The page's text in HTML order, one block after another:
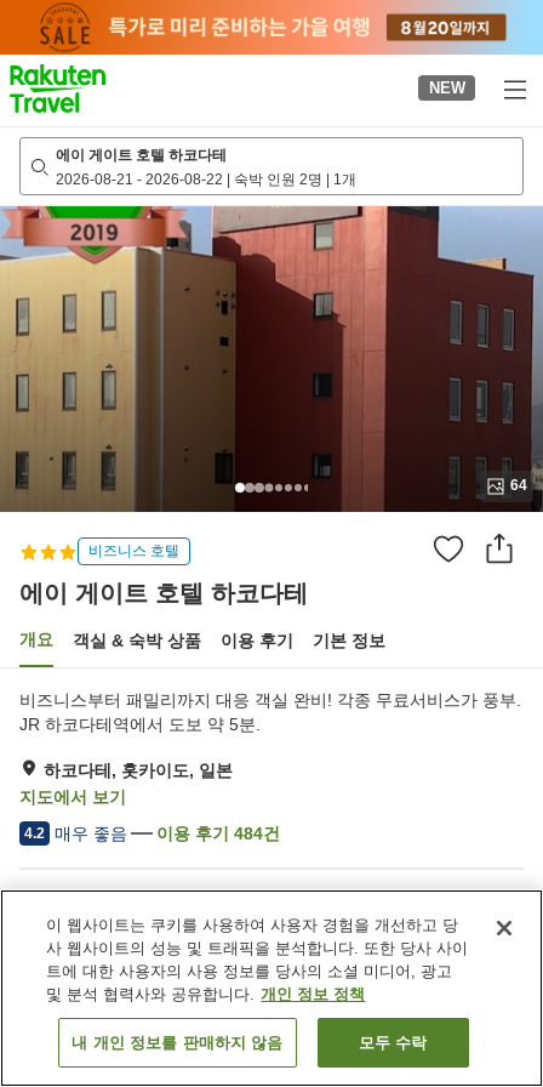
page
NEW
에이 게이트 호텔 하코다테
2026-08-21 - 2026-08-22 | 숙박 인원 2명 | 1개
64
비즈니스 호텔
에이 게이트 호텔 하코다테
개요 객실 & 숙박 상품 이용 후기 기본 정보
비즈니스부터 패밀리까지 대응 객실 완비! 각종 무료서비스가 풍부.
JR 하코다테역에서 도보 약 5분.
하코다테, 홋카이도, 일본
지도에서 보기
4.2 매우 좋음 이용 후기 484건
사우나
자동판매기
세탁 (무료)
세탁 (유료)
객실 보기
이 웹사이트는 쿠키를 사용하여 사용자 경험을 개선하고 당
사 웹사이트의 성능 및 트래픽을 분석합니다. 또한 당사 사이
트에 대한 사용자의 사용 정보를 당사의 소셜 미디어, 광고
및 분석 협력사와 공유합니다. 개인 정보 정책
내 개인 정보를 판매하지 않음 모두 수락